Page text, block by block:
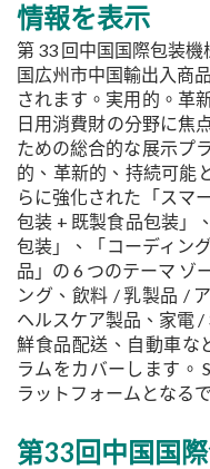
情報を表示
第 33 回中国国際包装
国広州市中国輸出入商
されます。実用的。革
日用消費財の分野に焦
ための総合的な展示プ
的、革新的、持続可能
らに強化された「スマ
包装 + 既製食品包装」
包装」、「コーディン
品」の 6 つのテーマ ゾ
ング、飲料 / 乳製品 /
ヘルスケア製品、家電 /
鮮食品配送、自動車な
ラムをカバーします。
ラットフォームとなる
第33回中国国